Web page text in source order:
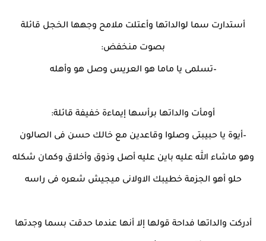
أستدارت سما لوالداتها وأعتلت ملامح وجهها الخجل قائلة
بصوت منخفض:
–تسلمى يا ماما هو العريس وصل هو وأهله
أومأت والداتها برأسها إيماءة خفيفة قائلة:
–أيوة يا حبيبتى وصلوا وقاعدين مع خالك حسن فى الصالون
وهو ماشاء الله عليه باين عليه أصل وذوق وأخلاق وكمان شكله
حلو أهو الجزمة خطيبك الاولانى ميجيش شعره فى راسه
أدركت والداتها فداحة قولها إلا أنها عندما حدقت بسما وجدتها